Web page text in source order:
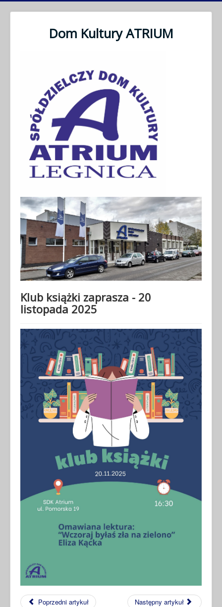
Dom Kultury ATRIUM
Klub książki zaprasza - 20
listopada 2025
Poprzedni artykuł Następny artykuł